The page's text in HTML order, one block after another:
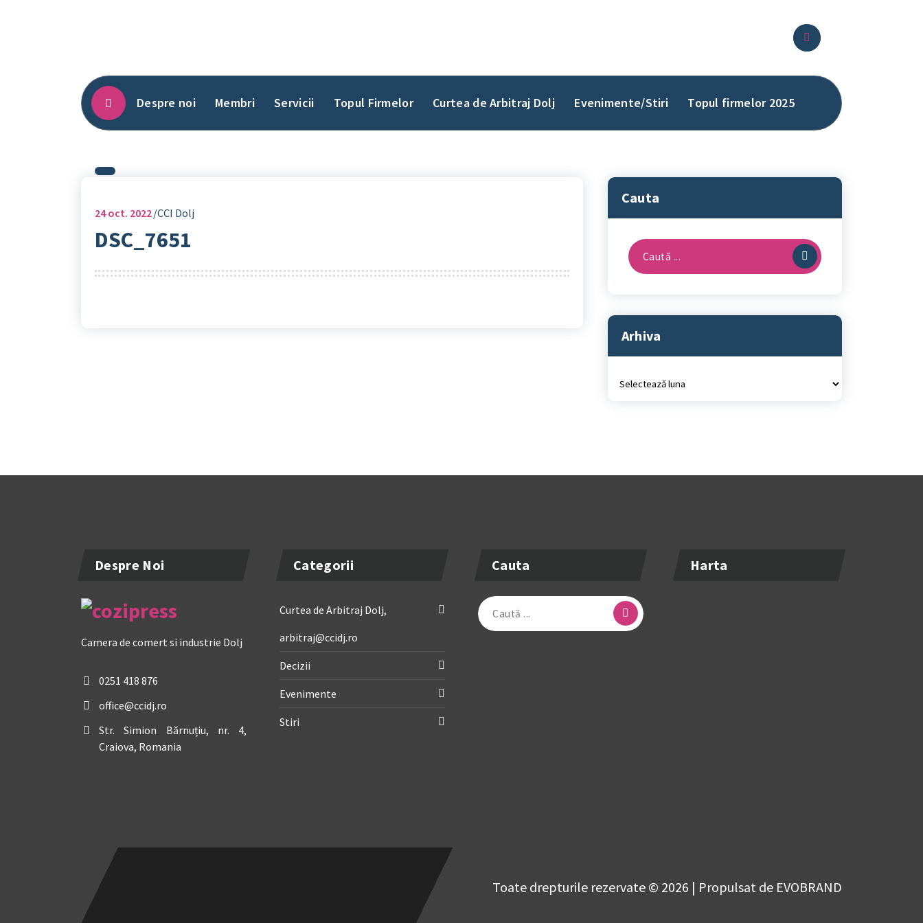
Despre noi Membri Servicii Topul Firmelor Curtea de Arbitraj Dolj Evenimente/Stiri Topul firmelor 2025
24oct. 2022 CCI Dolj
DSC_7651
Cauta
Caută
după:
Arhiva
Despre Noi
Camera de comert si industrie Dolj
0251 418 876
office@ccidj.ro
Str. Simion Bărnuțiu, nr. 4,
Craiova, Romania
Categorii
Curtea de Arbitraj Dolj,
arbitraj@ccidj.ro
Decizii
Evenimente
Stiri
Cauta
Caută
după:
Harta
Toate drepturile rezervate © 2026 | Propulsat de EVOBRAND